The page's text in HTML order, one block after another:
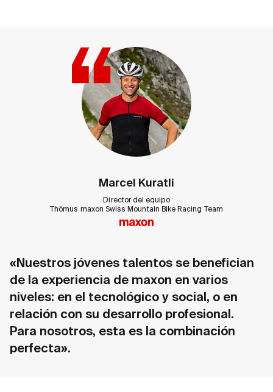
Marcel Kuratli
Director del equipo
Thömus maxon Swiss Mountain Bike Racing Team
«Nuestros jóvenes talentos se benefician
de la experiencia de maxon en varios
niveles: en el tecnológico y social, o en
relación con su desarrollo profesional.
Para nosotros, esta es la combinación
perfecta».